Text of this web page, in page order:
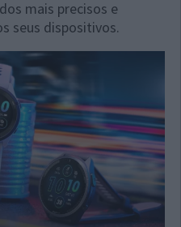
mais precisos e
seus dispositivos.